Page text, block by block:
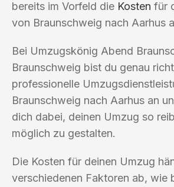
bereits im Vorfeld die Kosten für
von Braunschweig nach Aarhus
Bei Umzugskönig Abend
Braunschweig bist du genau
professionelle
Braunschweig nach Aarhus an
dich dabei, deinen Umzug so
möglich zu gestalten.
Die Kosten für deinen Umzug
verschiedenen Faktoren ab, wie